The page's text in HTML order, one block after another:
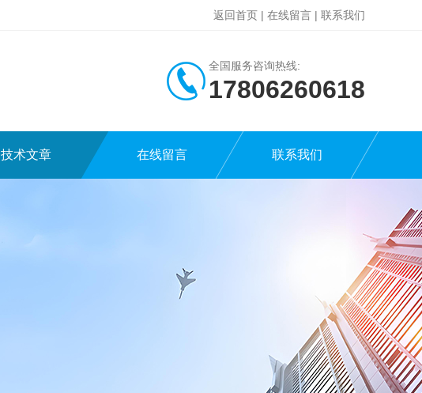
返回首页 | 在线留言 | 联系我们
全国服务咨询热线:
17806260618
技术文章 在线留言 联系我们